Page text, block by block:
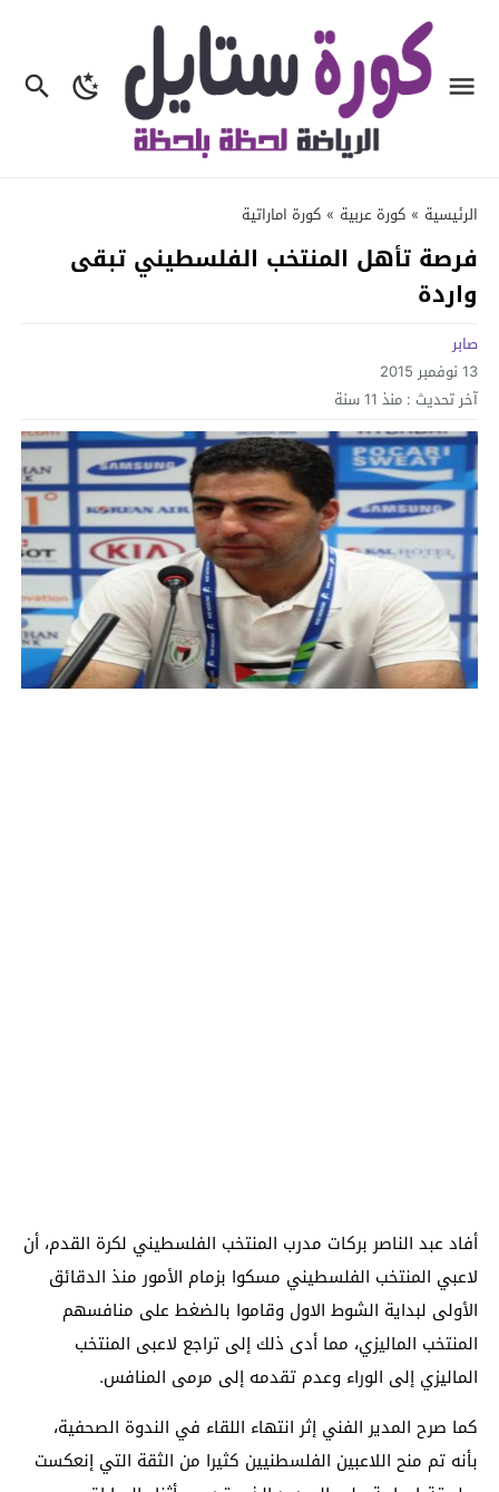
الرئيسية » كورة عربية » كورة اماراتية
فرصة تأهل المنتخب الفلسطيني تبقى
واردة
صابر
13 نوفمبر 2015
آخر تحديث : منذ 11 سنة
أفاد عبد الناصر بركات مدرب المنتخب الفلسطيني لكرة القدم، أن
لاعبي المنتخب الفلسطيني مسكوا بزمام الأمور منذ الدقائق
الأولى لبداية الشوط الاول وقاموا بالضغط على منافسهم
المنتخب الماليزي، مما أدى ذلك إلى تراجع لاعبى المنتخب
الماليزي إلى الوراء وعدم تقدمه إلى مرمى المنافس.
كما صرح المدير الفني إثر انتهاء اللقاء في الندوة الصحفية،
بأنه تم منح اللاعبين الفلسطنيين كثيرا من الثقة التي إنعكست